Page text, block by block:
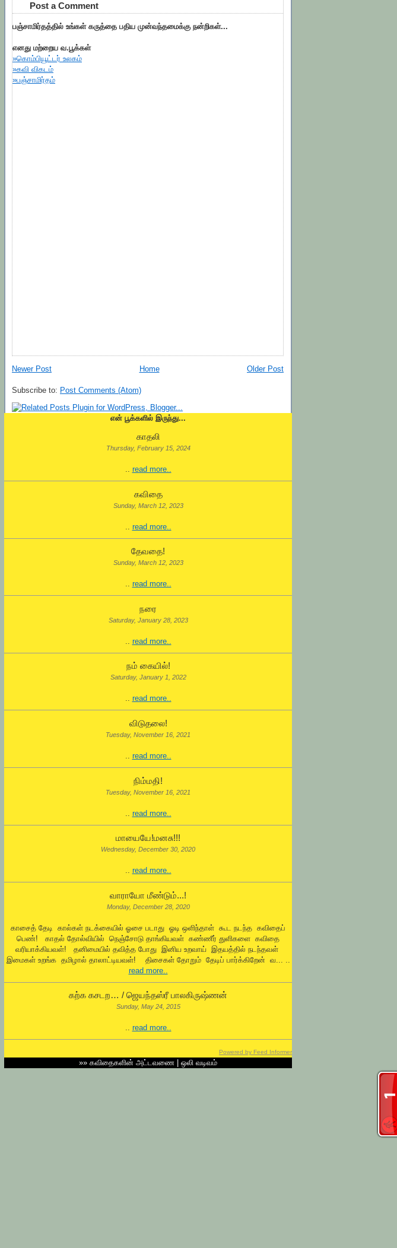
Post a Comment
பஞ்சாமிர்தத்தில் உங்கள் கருத்தை பதிய முன்வந்தமைக்கு நன்றிகள்...
எனது மற்றைய வ.பூக்கள்
»கொம்பியூட்டர் உலகம்
»கவி விகடம்
»பஞ்சாமிர்தம்
Newer Post Older Post
Home
Subscribe to: Post Comments (Atom)
என் பூக்களில் இருந்து...
காதலி
Thursday, February 15, 2024
.. read more..
கவிதை
Sunday, March 12, 2023
read more..
தேவதை!
Sunday, March 12, 2023
.. read more..
நரை
Saturday, January 28, 2023
read more..
நம் கையில்!
Saturday, January 1, 2022
.. read more..
விடுதலை!
Tuesday, November 16, 2021
.. read more..
நிம்மதி!
Tuesday, November 16, 2021
read more..
மாயையே!மனசு!!!
Wednesday, December 30, 2020
.. read more..
வாராயோ மீண்டும்...!
Monday, December 28, 2020
காசைத் தேடி கால்கள் நடக்கையில் ஓசை படாது ஓடி ஒளிந்தாள் கூட நடந்த கவிதைப்
பெண்! காதல் தோல்வியில் நெஞ்சோடு தாங்கியவள் கண்ணீர் துளிகளை கவிதை
வரியாக்கியவள்! தனிமையில் தவித்த போது இனிய உறவாய் இதயத்தில் நடந்தவள்
இமைகள் உறங்க தமிழால் தாலாட்டியவள்! திசைகள் தோறும் தேடிப் பார்க்கிறேன் வ... ..
read more..
கற்க கசடற… / ஜெயந்தஸ்ரீ பாலகிருஷ்ணன்
Sunday, May 24, 2015
.. read more..
Powered by Feed Informer
»» கவிதைகளின் அட்டவணை ஒலி வடிவம்